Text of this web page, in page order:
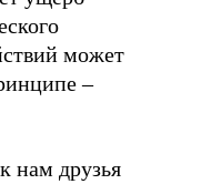
может
–
нам друзья